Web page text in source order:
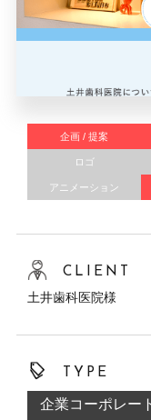
企画 / 提案
ロゴ
アニメーション
CLIENT
土井歯科医院様
TYPE
企業コーポレー